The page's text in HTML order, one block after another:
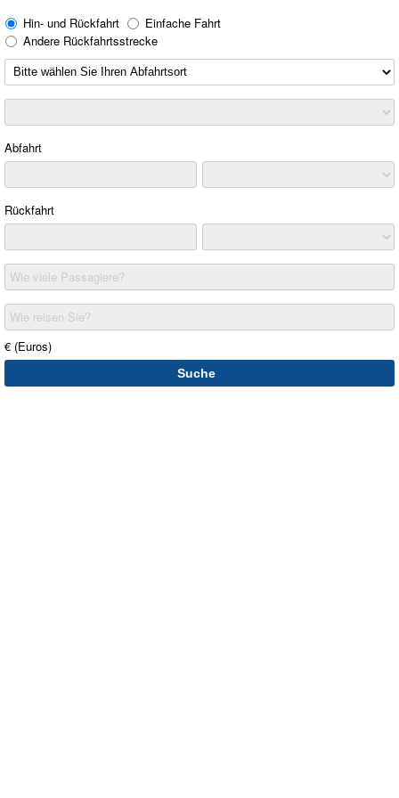
Hin- und Rückfahrt
Einfache Fahrt
Andere Rückfahrtsstrecke
Abfahrt
Rückfahrt
Wie viele Passagiere?
Wie reisen Sie?
€ (Euros)
Suche